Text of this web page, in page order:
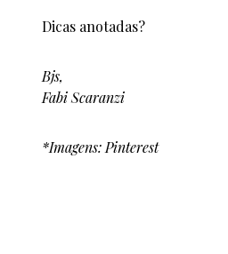
Dicas anotadas?
Bjs,
Fabi Scaranzi
*Imagens: Pinterest